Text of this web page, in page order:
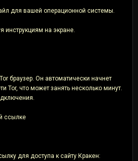
для вашей операционной системы.
инструкциям на экране.
браузер. Он автоматически начнет
Tor, что может занять несколько минут.
ссылке
для доступа к сайту Кракен: